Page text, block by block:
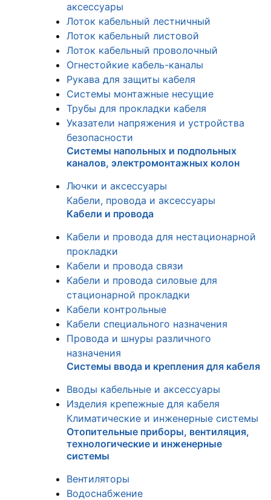
аксессуары
Лоток кабельный лестничный
Лоток кабельный листовой
Лоток кабельный проволочный
Огнестойкие кабель-каналы
Рукава для защиты кабеля
Системы монтажные несущие
Трубы для прокладки кабеля
Указатели напряжения и устройства
безопасности
Системы напольных и подпольных
каналов, электромонтажных колон
Лючки и аксессуары
Кабели, провода и аксессуары
Кабели и провода
Кабели и провода для нестационарной
прокладки
Кабели и провода связи
Кабели и провода силовые для
стационарной прокладки
Кабели контрольные
Кабели специального назначения
Провода и шнуры различного
назначения
Системы ввода и крепления для кабеля
Вводы кабельные и аксессуары
Изделия крепежные для кабеля
Климатические и инженерные системы
Отопительные приборы, вентиляция,
технологические и инженерные
системы
Вентиляторы
Водоснабжение